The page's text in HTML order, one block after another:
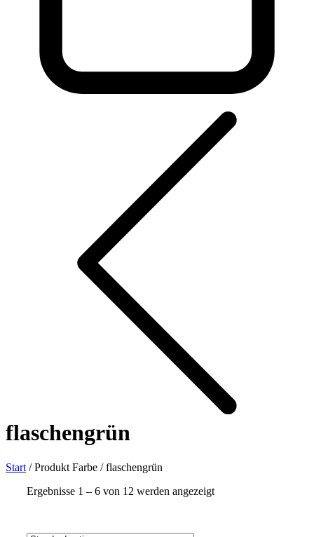
flaschengrün
Start /Produkt Farbe /flaschengrün
Ergebnisse 1 – 6 von 12 werden angezeigt